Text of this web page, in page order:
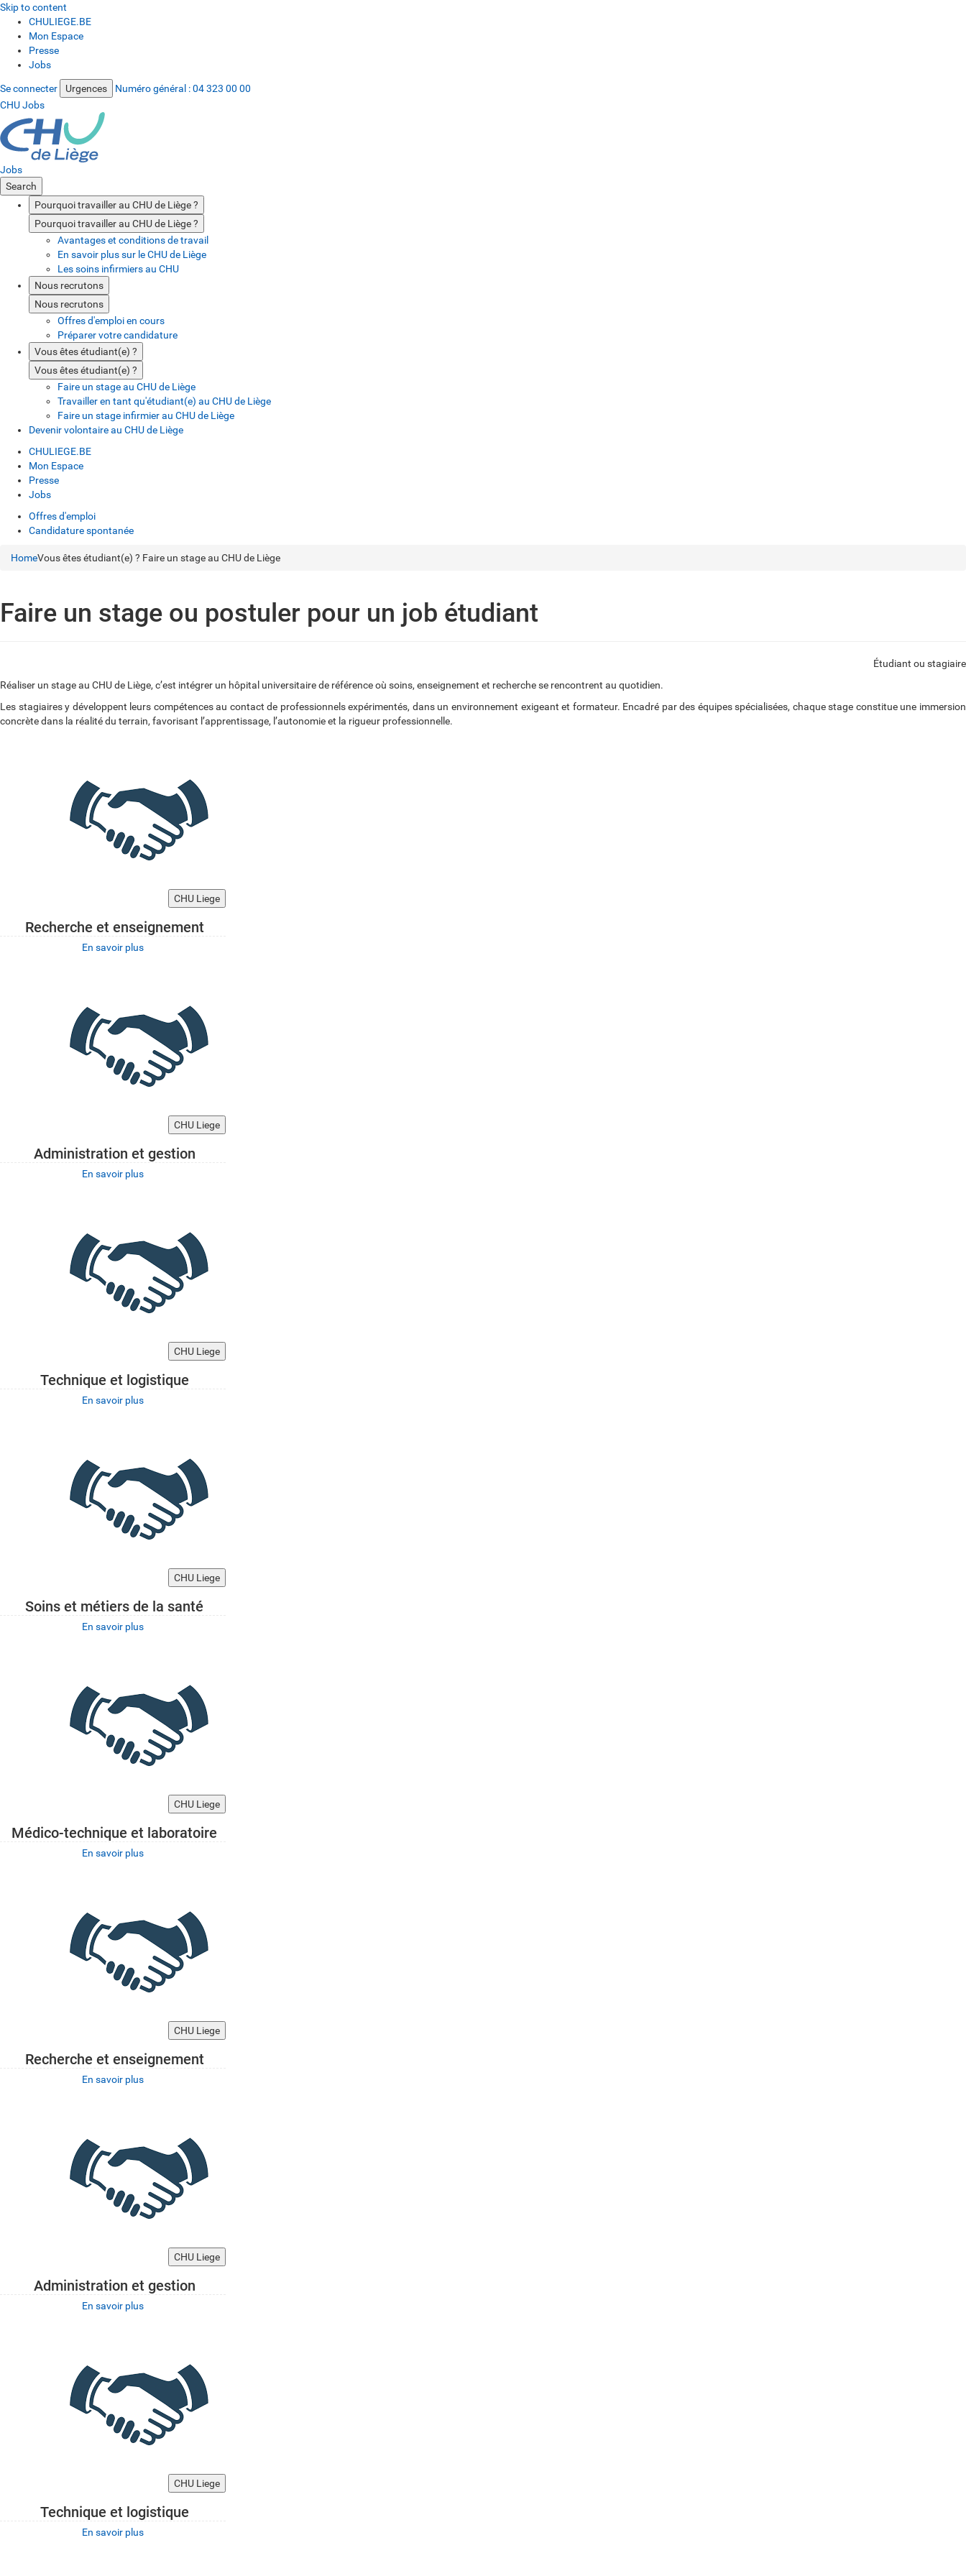
Skip to content
CHULIEGE.BE
Mon Espace
Presse
Jobs
Se connecter Urgences Numéro général :04 323 00 00
CHU Jobs
Jobs
Search
Pourquoi travailler au CHU de Liège ?
Pourquoi travailler au CHU de Liège ?
Avantages et conditions de travail
En savoir plus sur le CHU de Liège
Les soins infirmiers au CHU
Nous recrutons
Nous recrutons
Offres d'emploi en cours
Préparer votre candidature
Vous êtes étudiant(e) ?
Vous êtes étudiant(e) ?
Faire un stage au CHU de Liège
Travailler en tant qu'étudiant(e) au CHU de Liège
Faire un stage infirmier au CHU de Liège
Devenir volontaire au CHU de Liège
CHULIEGE.BE
Mon Espace
Presse
Jobs
Offres d'emploi
Candidature spontanée
HomeVous êtes étudiant(e) ? Faire un stage au CHU de Liège
Faire un stage ou postuler pour un job étudiant
Étudiant ou stagiaire
Réaliser un stage au CHU de Liège, c’est intégrer un hôpital universitaire de référence où soins, enseignement et recherche se rencontrent au quotidien.
Les stagiaires y développent leurs compétences au contact de professionnels expérimentés, dans un environnement exigeant et formateur. Encadré par des équipes spécialisées, chaque stage constitue une immersion
concrète dans la réalité du terrain, favorisant l’apprentissage, l’autonomie et la rigueur professionnelle.